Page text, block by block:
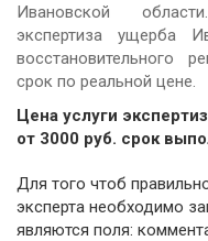
Ивановской
экспертиза ущерба
восстановительного
срок по реальной цене.
Цена услуги
от 3000 руб. cрок
Для того чтоб правильно заказать
эксперта необходимо
являются поля: